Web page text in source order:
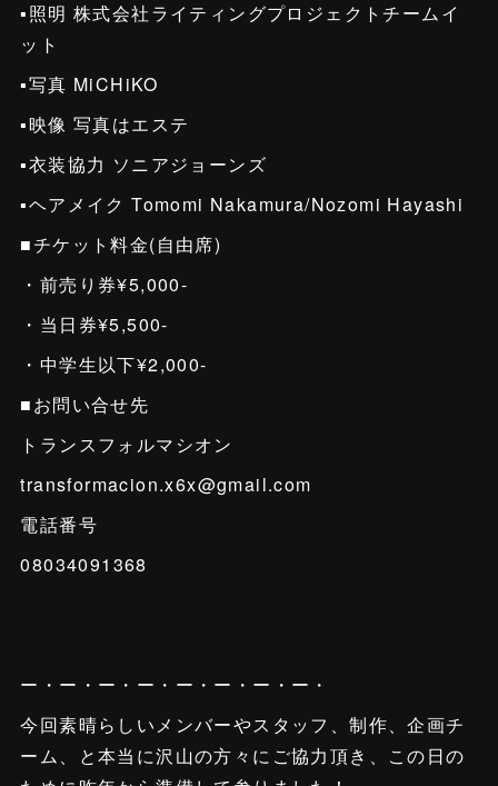
▪️照明 株式会社ライティングプロジェクトチームイ
ット
▪️写真 MiCHiKO
▪️映像 写真はエステ
▪️衣装協力 ソニアジョーンズ
▪️ヘアメイク Tomomi Nakamura/Nozomi Hayashi
■チケット料金(自由席)
・前売り券¥5,000-
・当日券¥5,500-
・中学生以下¥2,000-
■お問い合せ先
トランスフォルマシオン
transformacion.x6x@gmail.com
電話番号
08034091368
ー・ー・ー・ー・ー・ー・ー・ー・
今回素晴らしいメンバーやスタッフ、制作、企画チ
ーム、と本当に沢山の方々にご協力頂き、この日の